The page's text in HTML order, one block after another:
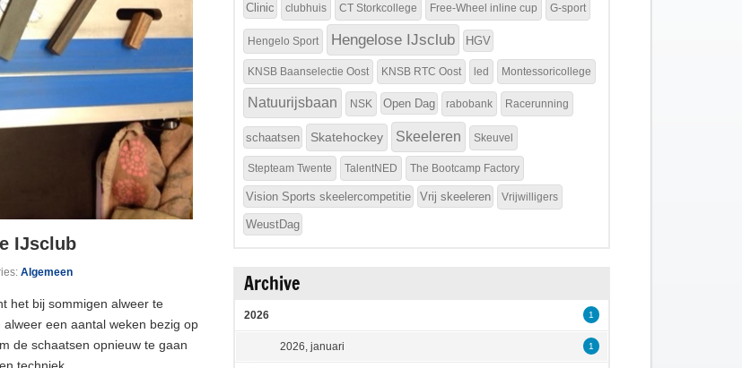
IJsclub
Algemeen
het bij sommigen alweer te
een aantal weken bezig op
de schaatsen opnieuw te gaan
Clinic clubhuis CT Storkcollege Free-Wheel inline cup G-sport
Hengelo Sport Hengelose IJsclub HGV
KNSB Baanselectie Oost KNSB RTC Oost led Montessoricollege
Natuurijsbaan NSK Open Dag rabobank Racerunning
schaatsen Skatehockey Skeeleren Skeuvel
Stepteam Twente TalentNED The Bootcamp Factory
Vision Sports skeelercompetitie Vrij skeeleren Vrijwilligers
WeustDag
Archive
2026 1
2026, januari 1